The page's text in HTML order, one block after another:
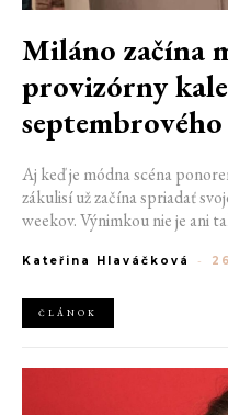
Miláno začína
provizórny
Aj keď je módna scéna
zákulisí už začína spriadať
weekov. Výnimkou nie je ani
od 22. do 28. septembra
značky Moschino.
Kateřina Hlaváčková -
ČLÁNOK